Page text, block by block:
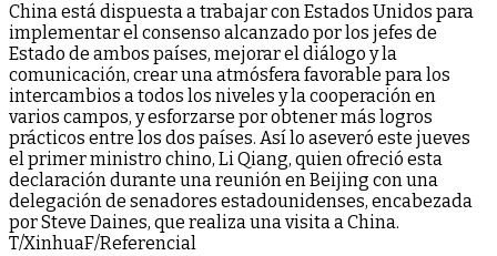
China está dispuesta a trabajar con Estados Unidos para
implementar el consenso alcanzado por los jefes de
Estado de ambos países, mejorar el diálogo y la
comunicación, crear una atmósfera favorable para los
intercambios a todos los niveles y la cooperación en
varios campos, y esforzarse por obtener más logros
prácticos entre los dos países. Así lo aseveró este jueves
el primer ministro chino, Li Qiang, quien ofreció esta
declaración durante una reunión en Beijing con una
delegación de senadores estadounidenses, encabezada
por Steve Daines, que realiza una visita a China.
T/XinhuaF/Referencial